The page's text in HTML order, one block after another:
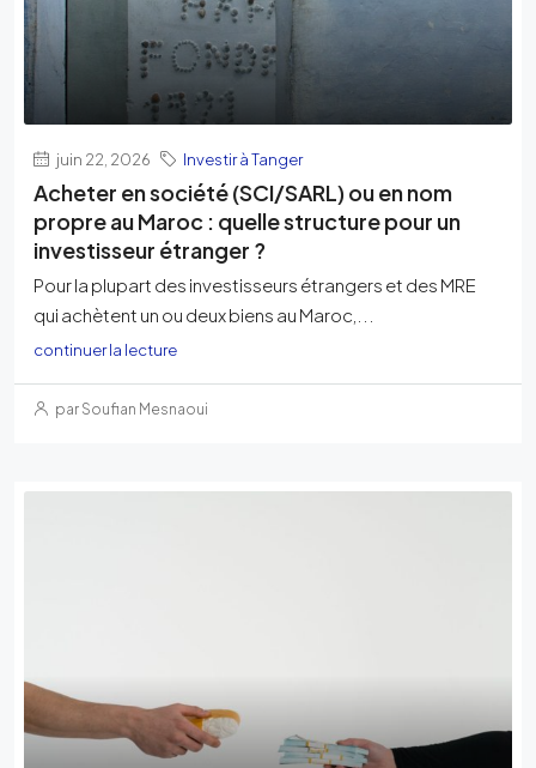
juin 22, 2026 Investir à Tanger
Acheter en société (SCI/SARL) ou en nom
propre au Maroc : quelle structure pour un
investisseur étranger ?
Pour la plupart des investisseurs étrangers et des MRE
qui achètent un ou deux biens au Maroc,...
continuer la lecture
par Soufian Mesnaoui